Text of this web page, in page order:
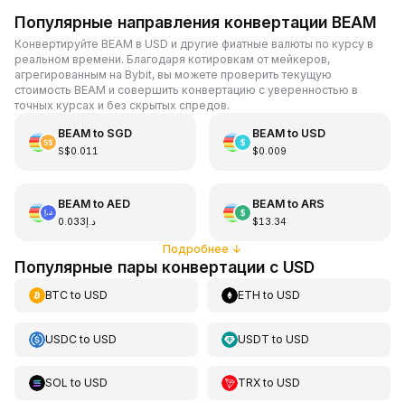
Популярные направления конвертации BEAM
Конвертируйте BEAM в USD и другие фиатные валюты по курсу в
реальном времени. Благодаря котировкам от мейкеров,
агрегированным на Bybit, вы можете проверить текущую
стоимость BEAM и совершить конвертацию с уверенностью в
точных курсах и без скрытых спредов.
BEAMto SGD
S$0.011
BEAMto USD
$0.009
BEAMto AED
د.إ0.033
BEAMto ARS
$13.34
Подробнее ↓
Популярные пары конвертации с USD
BTCto USD ETH toUSD
USDCto USD USDT toUSD
SOL to USD TRXtoUSD